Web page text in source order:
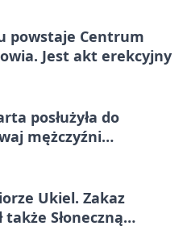
powstaje Centrum
Jest akt erekcyjny
posłużyła do
mężczyźni
Ukiel. Zakaz
także Słoneczną